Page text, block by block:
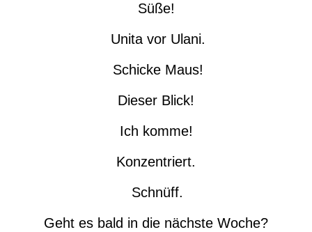
Süße!
Unita vor Ulani.
Schicke Maus!
Dieser Blick!
Ich komme!
Konzentriert.
Schnüff.
Geht es bald in die nächste Woche?